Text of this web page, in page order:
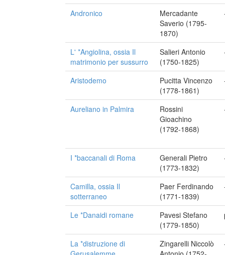
Andronico
Mercadante
Saverio (1795-
1870)
L' *Angiolina, ossia Il
matrimonio per sussurro
Salieri Antonio
(1750-1825)
Aristodemo
Pucitta Vincenzo
(1778-1861)
Aureliano in Palmira
Rossini
Gioachino
(1792-1868)
I *baccanali di Roma
Generali Pietro
(1773-1832)
Camilla, ossia Il
sotterraneo
Paer Ferdinando
(1771-1839)
Le *Danaidi romane
Pavesi Stefano
(1779-1850)
La *distruzione di
Zingarelli Niccolò